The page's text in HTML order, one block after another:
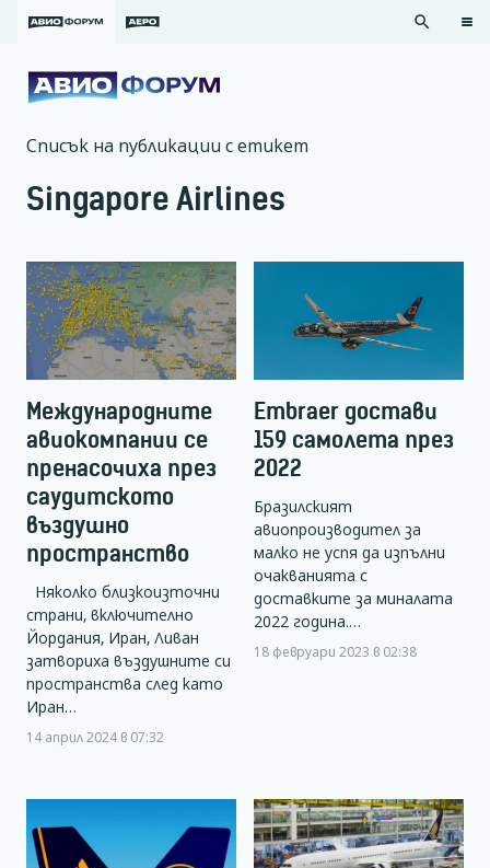
search
Списък на публикации с етикет
Singapore Airlines
Международните
авиокомпании се
пренасочиха през
саудитското
въздушно
пространство
Няколко близкоизточни
страни, включително
Йордания, Иран, Ливан
затвориха въздушните си
пространства след като
Иран…
14 април 2024 в 07:32
Embraer достави
159 самолета през
2022
Бразилският
авиопроизводител за
малко не успя да изпълни
очакванията с
доставките за миналата
2022 година.…
18 февруари 2023 в 02:38